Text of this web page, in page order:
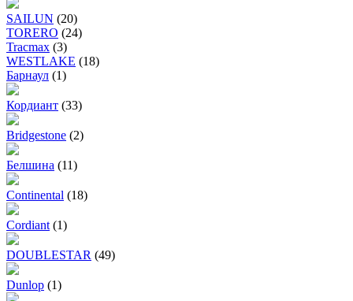
SAILUN (20)
TORERO (24)
Tracmax (3)
WESTLAKE (18)
Барнаул (1)
Кордиант (33)
Bridgestone (2)
Белшина (11)
Continental (18)
Cordiant (1)
DOUBLESTAR (49)
Dunlop (1)